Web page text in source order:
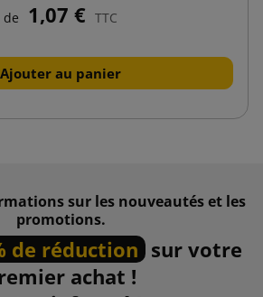
de 1,07 € TTC
Ajouter au panier
sur les nouveautés et les
promotions.
de réduction sur votre
achat !